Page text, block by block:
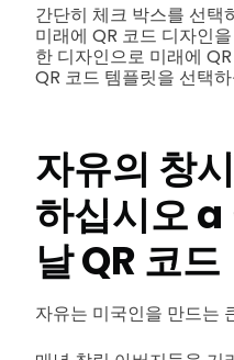
간단히 체크 박스를 선택
미래에 QR 코드 디자인
한 디자인으로 미래에
QR 코드 템플릿을 선택
자유의 창
하십시오a
날 QR 코드
자유는 미국인을 만드는